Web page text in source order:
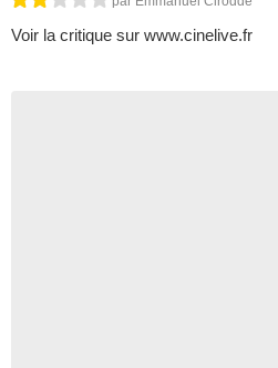
Voir la critique sur www.cinelive.fr